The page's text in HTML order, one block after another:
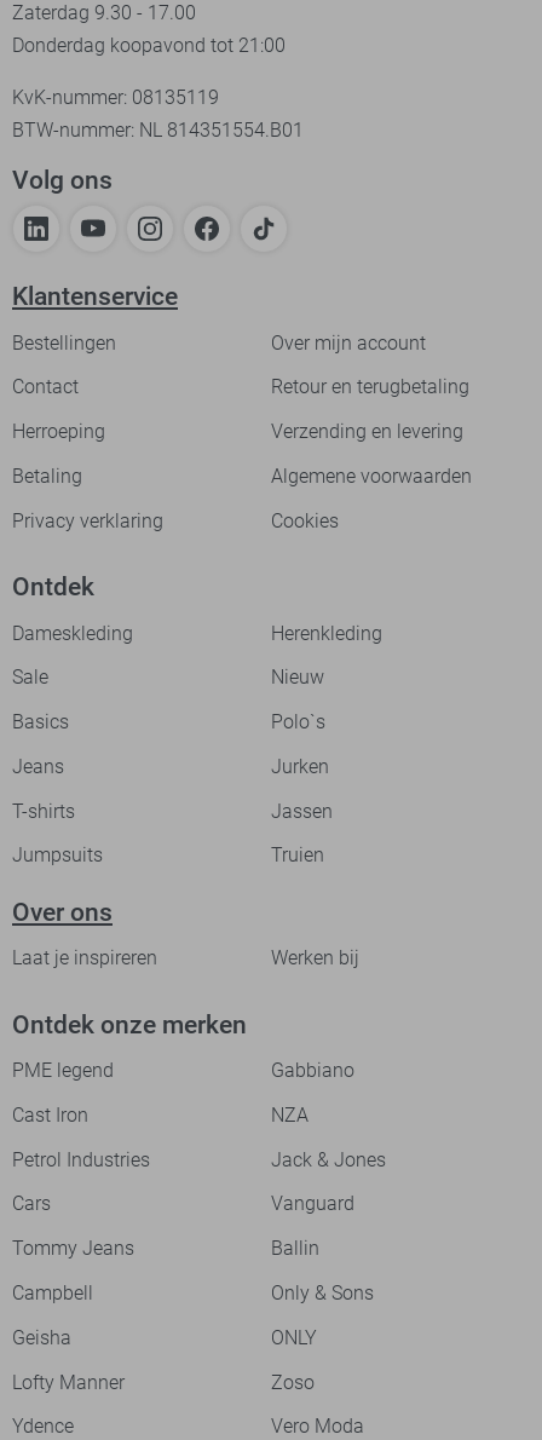
Zaterdag 9.30 - 17.00
Donderdag koopavond tot 21:00
KvK-nummer: 08135119
BTW-nummer: NL 814351554.B01
Volg ons
Klantenservice
Bestellingen
Over mijn account
Contact
Retour en terugbetaling
Herroeping
Verzending en levering
Betaling
Algemene voorwaarden
Privacy verklaring
Cookies
Ontdek
Dameskleding
Herenkleding
Sale
Nieuw
Basics
Polo`s
Jeans
Jurken
T-shirts
Jassen
Jumpsuits
Truien
Over ons
Laat je inspireren Werken bij
Ontdek onze merken
PME legend
Gabbiano
Cast Iron
NZA
Petrol Industries
Jack & Jones
Cars
Vanguard
Tommy Jeans
Ballin
Campbell
Only & Sons
Geisha
ONLY
Lofty Manner
Zoso
Ydence
Vero Moda